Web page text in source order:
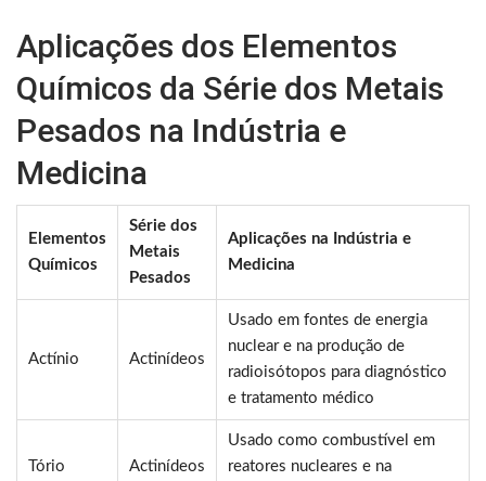
Aplicações dos Elementos
Químicos da Série dos Metais
Pesados na Indústria e
Medicina
Elementos
Químicos
Série dos
Metais
Pesados
Aplicações na Indústria e
Medicina
Actínio Actinídeos
Usado em fontes de energia
nuclear e na produção de
radioisótopos para diagnóstico
e tratamento médico
Tório Actinídeos
Usado como combustível em
reatores nucleares e na